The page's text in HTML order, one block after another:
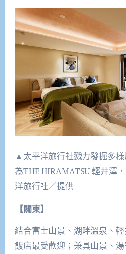
▲太平洋旅行社戮力發掘多
為THE HIRAMATSU 輕井澤
洋旅行社／提供
【關東】
結合富士山景、湖畔溫泉、
飯店最受歡迎；兼具山景、